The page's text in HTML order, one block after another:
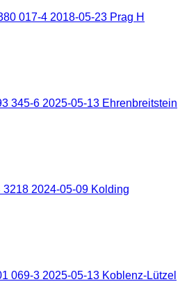
017-4 2018-05-23 Prag H
345-6 2025-05-13 Ehrenbreitstein
2024-05-09 Kolding
069-3 2025-05-13 Koblenz-Lützel